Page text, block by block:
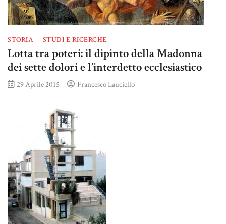
STORIA STUDI E RICERCHE
Lotta tra poteri: il dipinto della Madonna
dei sette dolori e l’interdetto ecclesiastico
29 Aprile 2015 Francesco Lauciello